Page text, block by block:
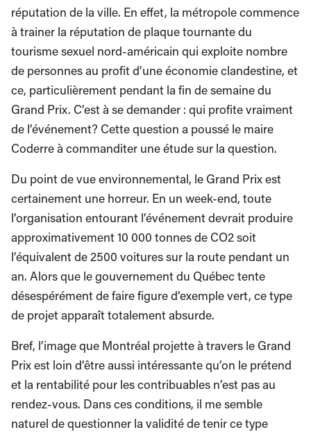
réputation de la ville. En effet, la métropole commence
à trainer la réputation de plaque tournante du
tourisme sexuel nord-américain qui exploite nombre
de personnes au profit d’une économie clandestine, et
ce, particulièrement pendant la fin de semaine du
Grand Prix. C’est à se demander : qui profite vraiment
de l’événement? Cette question a poussé le maire
Coderre à commanditer une étude sur la question.
Du point de vue environnemental, le Grand Prix est
certainement une horreur. En un week-end, toute
l’organisation entourant l’événement devrait produire
approximativement 10 000 tonnes de CO2 soit
l’équivalent de 2500 voitures sur la route pendant un
an. Alors que le gouvernement du Québec tente
désespérément de faire figure d’exemple vert, ce type
de projet apparaît totalement absurde.
Bref, l’image que Montréal projette à travers le Grand
Prix est loin d’être aussi intéressante qu’on le prétend
et la rentabilité pour les contribuables n’est pas au
rendez-vous. Dans ces conditions, il me semble
naturel de questionner la validité de tenir ce type